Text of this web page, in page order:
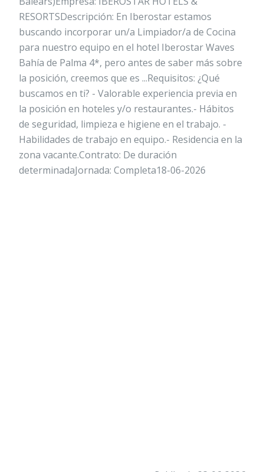
RESORTSDescripción: En Iberostar estamos
buscando incorporar un/a Limpiador/a de Cocina
para nuestro equipo en el hotel Iberostar Waves
Bahía de Palma 4*, pero antes de saber más sobre
la posición, creemos que es ...Requisitos: ¿Qué
buscamos en ti? - Valorable experiencia previa en
la posición en hoteles y/o restaurantes.- Hábitos
de seguridad, limpieza e higiene en el trabajo. -
Habilidades de trabajo en equipo.- Residencia en la
zona vacante.Contrato: De duración
determinadaJornada: Completa18-06-2026